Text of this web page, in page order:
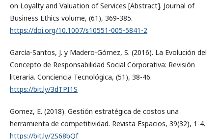
on Loyalty and Valuation of Services [Abstract]. Journal of
Business Ethics volume, (61), 369-385.
https://doi.org/10.1007/s10551-005-5841-2
García-Santos, J. y Madero-Gómez, S. (2016). La Evolución del
Concepto de Responsabilidad Social Corporativa: Revisión
literaria. Conciencia Tecnológica, (51), 38-46.
https://bit.ly/3dTPI1S
Gomez, E. (2018). Gestión estratégica de costos una
herramienta de competitividad. Revista Espacios, 39(32), 1-4.
https://bit.ly/2S68bQf